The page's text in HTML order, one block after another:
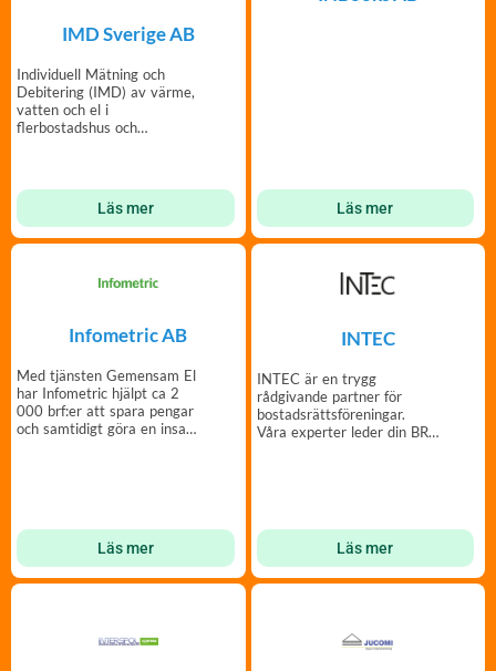
IMD Sverige AB
Individuell Mätning och
Debitering (IMD) av värme,
vatten och el i
flerbostadshus och
Läs mer Läs mer
Infometric AB
Med tjänsten Gemensam El
har Infometric hjälpt ca 2
000 brf:er att spara pengar
och samtidigt göra en insats
Läs mer
INTEC
INTEC är en trygg
rådgivande partner för
bostadsrättsföreningar.
Våra experter leder din BRF
Läs mer